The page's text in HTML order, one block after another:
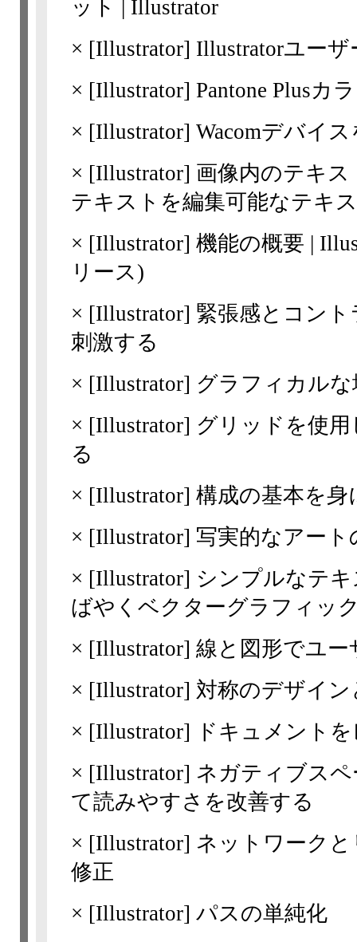
ット | Illustrator
× [Illustrator] Illustratorユー
× [Illustrator] Pantone Plusカ
× [Illustrator] Wacomデバイ
× [Illustrator] 画像内のテキ
テキストを編集可能なテキ
× [Illustrator] 機能の概要 |
リース)
× [Illustrator] 緊張感とコン
刺激する
× [Illustrator] グラフィカル
× [Illustrator] グリッドを使
る
× [Illustrator] 構成の基本を身
× [Illustrator] 写実的なアー
× [Illustrator] シンプルなテ
ばやくベクターグラフィッ
× [Illustrator] 線と図形でユ
× [Illustrator] 対称のデザイ
× [Illustrator] ドキュメント
× [Illustrator] ネガティブス
て読みやすさを改善する
× [Illustrator] ネットワーク
修正
× [Illustrator] パスの単純化